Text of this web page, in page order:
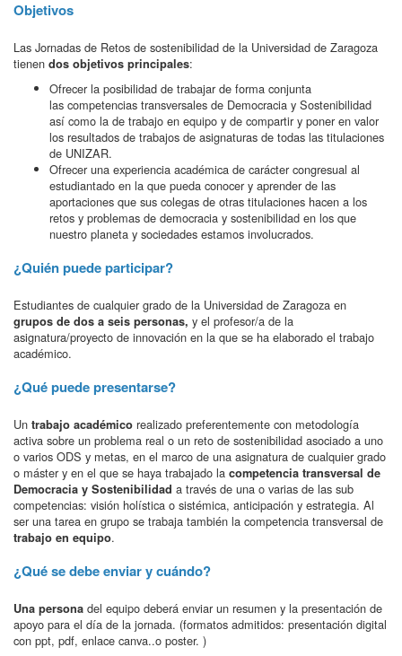
Objetivos
Las Jornadas de Retos de sostenibilidad de la Universidad de Zaragoza
tienen dos objetivos principales:
Ofrecer la posibilidad de trabajar de forma conjunta
las competencias transversales de Democracia y Sostenibilidad
así como la de trabajo en equipo y de compartir y poner en valor
los resultados de trabajos de asignaturas de todas las titulaciones
de UNIZAR.
Ofrecer una experiencia académica de carácter congresual al
estudiantado en la que pueda conocer y aprender de las
aportaciones que sus colegas de otras titulaciones hacen a los
retos y problemas de democracia y sostenibilidad en los que
nuestro planeta y sociedades estamos involucrados.
¿Quién puede participar?
Estudiantes de cualquier grado de la Universidad de Zaragoza en
grupos de dos a seis personas, y el profesor/a de la
asignatura/proyecto de innovación en la que se ha elaborado el trabajo
académico.
¿Qué puede presentarse?
Un trabajo académico realizado preferentemente con metodología
activa sobre un problema real o un reto de sostenibilidad asociado a uno
o varios ODS y metas, en el marco de una asignatura de cualquier grado
o máster y en el que se haya trabajado la competencia transversal de
Democracia y Sostenibilidad a través de una o varias de las sub
competencias: visión holística o sistémica, anticipación y estrategia. Al
ser una tarea en grupo se trabaja también la competencia transversal de
trabajo en equipo.
¿Qué se debe enviar y cuándo?
Una persona del equipo deberá enviar un resumen y la presentación de
apoyo para el día de la jornada. (formatos admitidos: presentación digital
con ppt, pdf, enlace canva..o poster. )